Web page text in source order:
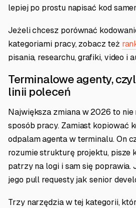
lepiej po prostu napisać kod
Jeżeli chcesz porównać
kategoriami pracy, zobacz też
pisania, researchu, grafiki, video i
Terminalowe agenty,
linii poleceń
Największa zmiana w 2026 to nie
sposób pracy. Zamiast kopiować
odpalam agenta w terminalu. On
rozumie strukturę projektu, pisze
patrzy na logi i sam się poprawia.
jego pull requesty jak senior
Trzy narzędzia w tej kategorii,